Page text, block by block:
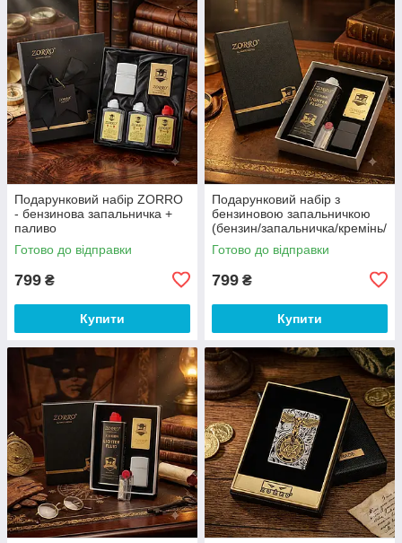
Подарунковий набір ZORRO
- бензинова запальничка +
паливо
Готово до відправки
799 ₴
Купити
Подарунковий набір з
бензиновою запальничкою
(бензин/запальничка/кремінь/
фітіль) Zorro
Готово до відправки
799 ₴
Купити